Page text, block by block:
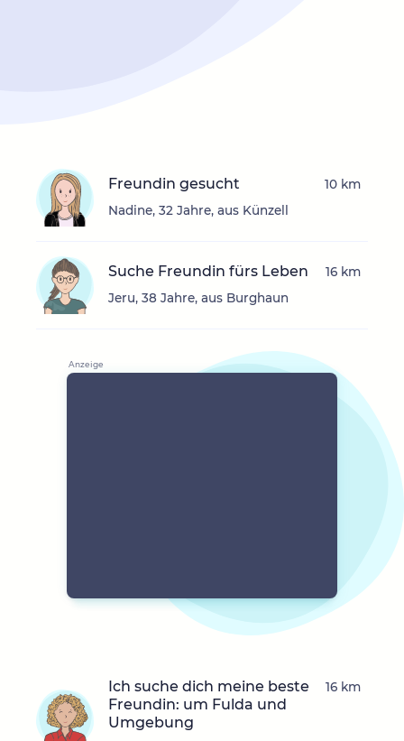
Freundin gesucht
Nadine, 32 Jahre, aus Künzell
10 km
Suche Freundin fürs Leben
Jeru, 38 Jahre, aus Burghaun
16 km
Ich suche dich meine beste
Freundin: um Fulda und
Umgebung
16 km